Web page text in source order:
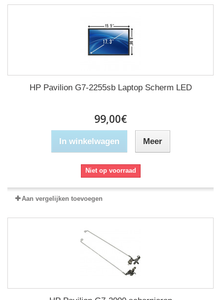
HP Pavilion G7-2255sb Laptop Scherm LED
99,00€
In winkelwagen Meer
Niet op voorraad
Aan vergelijken toevoegen